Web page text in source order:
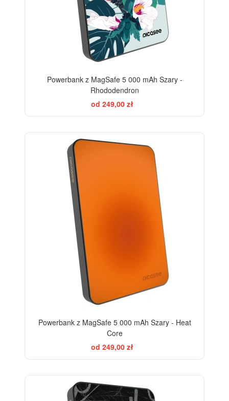
Powerbank z MagSafe 5 000 mAh Szary -
Rhododendron
od 249,00 zł
Powerbank z MagSafe 5 000 mAh Szary - Heat
Core
od 249,00 zł